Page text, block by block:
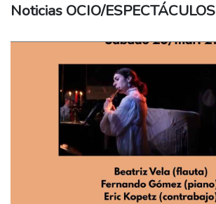
Noticias OCIO/ESPECTÁCULOS